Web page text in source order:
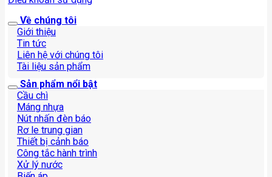
Về chúng tôi
Giới thiệu
Tin tức
Liên hệ với chúng tôi
Tài liệu sản phẩm
Sản phẩm nổi bật
Cầu chì
Máng nhựa
Nút nhấn đèn báo
Rơ le trung gian
Thiết bị cảnh báo
Công tắc hành trình
Xử lý nước